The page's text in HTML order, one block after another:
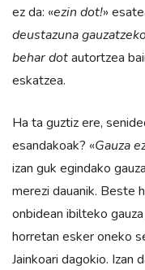
ez da: «ezin dot!»
deustazuna
behar dotautortzea
eskatzea.
Ha ta guztiz ere,
esandakoak? «Gauza
izan guk egindako
merezi dauanik. Beste
onbidean ibilteko
horretan esker oneko
Jainkoari dagokio. Izan